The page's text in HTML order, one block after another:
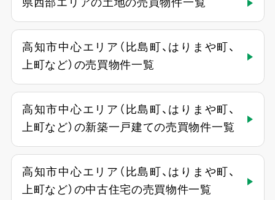
高知市中心エリア（比島町、はりまや町、
上町など）の売買物件一覧
高知市中心エリア（比島町、はりまや町、
上町など）の新築一戸建ての売買物件一覧
高知市中心エリア（比島町、はりまや町、
上町など）の中古住宅の売買物件一覧